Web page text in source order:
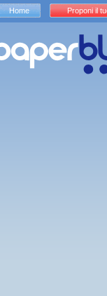
Home Proponi il